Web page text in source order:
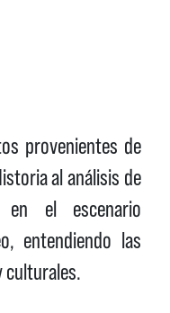
provenientes de
al análisis de
el escenario
entendiendo las
culturales.